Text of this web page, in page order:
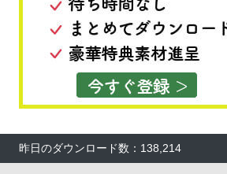
昨日のダウンロード数：138,214